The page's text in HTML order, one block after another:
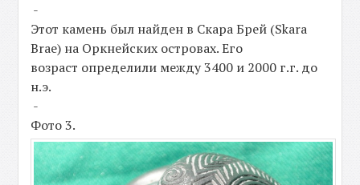
-
Этот камень был найден в Скара Брей (Skara
Brae) на Оркнейских островах. Его
возраст определили между 3400 и 2000 г.г. до
н.э.
-
Фото 3.